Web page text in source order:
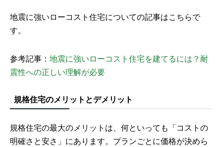
地震に強いローコスト住宅についての記事はこちらで
す。
参考記事： 地震に強いローコスト住宅を建てるには？耐
震性への正しい理解が必要
規格住宅のメリットとデメリット
規格住宅の最大のメリットは、何といっても「コストの
明確さと安さ」にあります。プランごとに価格が決めら